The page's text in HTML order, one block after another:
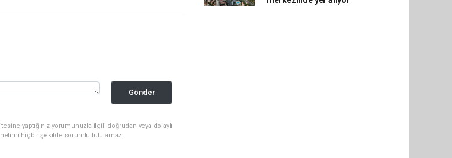
Gönder
yaptığınız yorumunuzla ilgili doğrudan veya dolaylı
hiçbir şekilde sorumlu tutulamaz.